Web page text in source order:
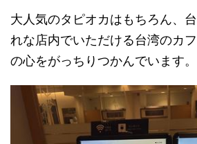
大人気のタピオカはもちろん、
れな店内でいただける台湾のカ
の心をがっちりつかんでいます。